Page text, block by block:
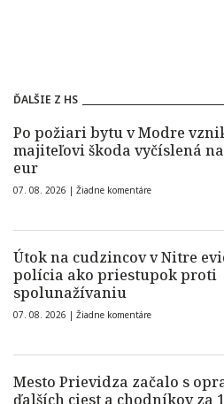
ĎALŠIE Z HS
Po požiari bytu v Modre
majiteľovi škoda vyčíslená na
eur
07. 08. 2026 | Žiadne komentáre
Útok na cudzincov v Nitre
polícia ako priestupok proti
spolunažívaniu
07. 08. 2026 | Žiadne komentáre
Mesto Prievidza začalo s
ďalších ciest a chodníkov za